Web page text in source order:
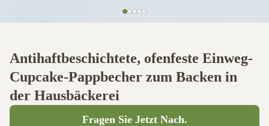
Antihaftbeschichtete, ofenfeste Einweg-
Cupcake-Pappbecher zum Backen in
der Hausbäckerei
Fragen Sie Jetzt Nach.